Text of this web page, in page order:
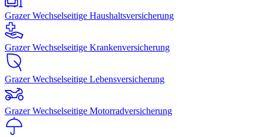
Grazer Wechselseitige Haushaltsversicherung
Grazer Wechselseitige Krankenversicherung
Grazer Wechselseitige Lebensversicherung
Grazer Wechselseitige Motorradversicherung